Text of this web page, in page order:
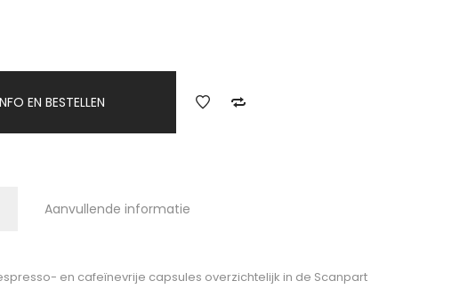
EN BESTELLEN
Aanvullende informatie
en cafeïnevrije capsules overzichtelijk in de Scanpart